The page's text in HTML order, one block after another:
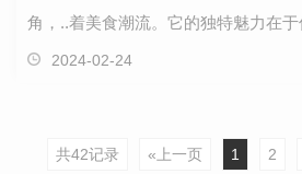
角，..着美食潮流。它的独特魅力在
了现代元素，勾勒出别具一格的美味
2024-02-24
共42记录 «上一页 1 2